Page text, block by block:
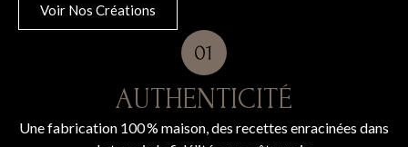
Voir Nos Créations
AUTHENTICITÉ
Une fabrication 100 % maison, des recettes enracinées dans